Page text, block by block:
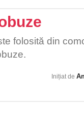
folosită din
Inițiat de